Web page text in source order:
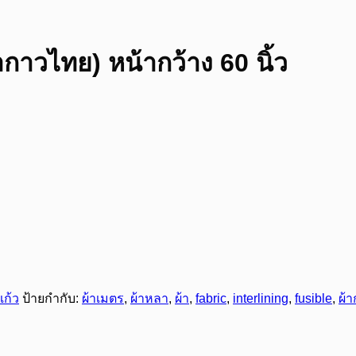
าวไทย) หน้ากว้าง 60 นิ้ว
ก้ว ป้ายกำกับ: ผ้าเมตร, ผ้าหลา, ผ้า, fabric, interlining, fusible, ผ้